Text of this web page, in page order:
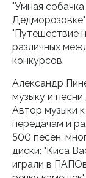
"Умная
Дедморозовке"
"Путешествие
различных
конкурсов.
Александр
музыку и
Автор музыки
передачам и
500 песен,
диски: "Киса
играли в